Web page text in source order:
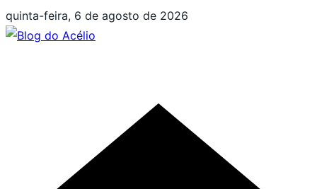
Pular
para
quinta-feira, 6 de agosto de 2026